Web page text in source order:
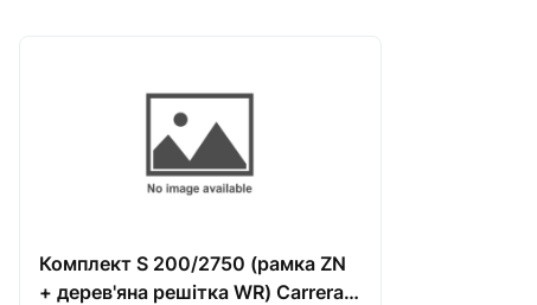
Комплект S 200/2750 (рамка ZN
+ дерев'яна решітка WR) Carrera